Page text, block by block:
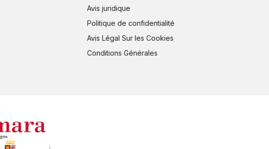
Avis juridique
Politique de confidentialité
Avis Légal Sur les Cookies
Conditions Générales